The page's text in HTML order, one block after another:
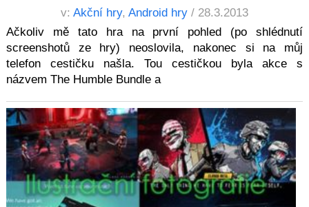
v: Akční hry, Android hry / 28.3.2013
Ačkoliv mě tato hra na první pohled (po shlédnutí
screenshotů ze hry) neoslovila, nakonec si na můj
telefon cestičku našla. Tou cestičkou byla akce s
názvem The Humble Bundle a